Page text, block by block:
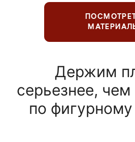
Держим
серьезнее,
по